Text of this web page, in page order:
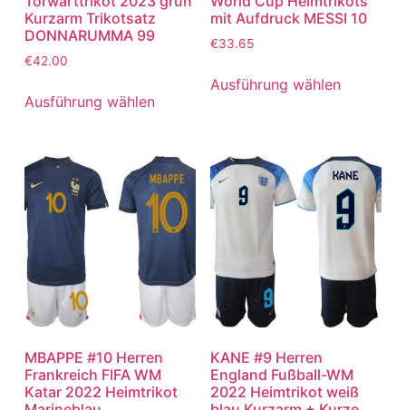
Kurzarm Trikotsatz
DONNARUMMA 99
€42.00
Ausführung wählen
mit Aufdruck MESSI 10
€33.65
Ausführung wählen
MBAPPE #10 Herren
Frankreich FIFA WM
Katar 2022 Heimtrikot
KANE #9 Herren
England Fußball-WM
2022 Heimtrikot weiß